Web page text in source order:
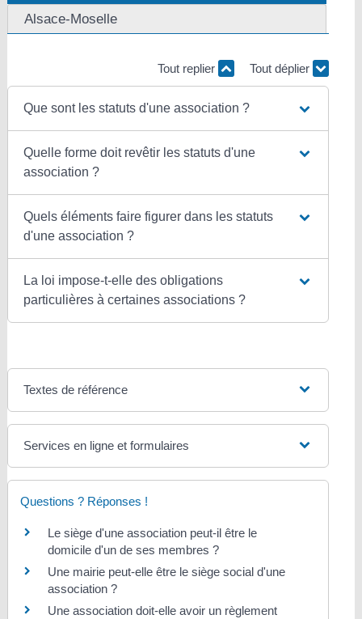
Alsace-Moselle
Tout replier Tout déplier
Que sont les statuts d'une association ?
Quelle forme doit revêtir les statuts d'une
association ?
Quels éléments faire figurer dans les statuts
d'une association ?
La loi impose-t-elle des obligations
particulières à certaines associations ?
Textes de référence
Services en ligne et formulaires
Questions ? Réponses !
Le siège d'une association peut-il être le
domicile d'un de ses membres ?
Une mairie peut-elle être le siège social d'une
association ?
Une association doit-elle avoir un règlement